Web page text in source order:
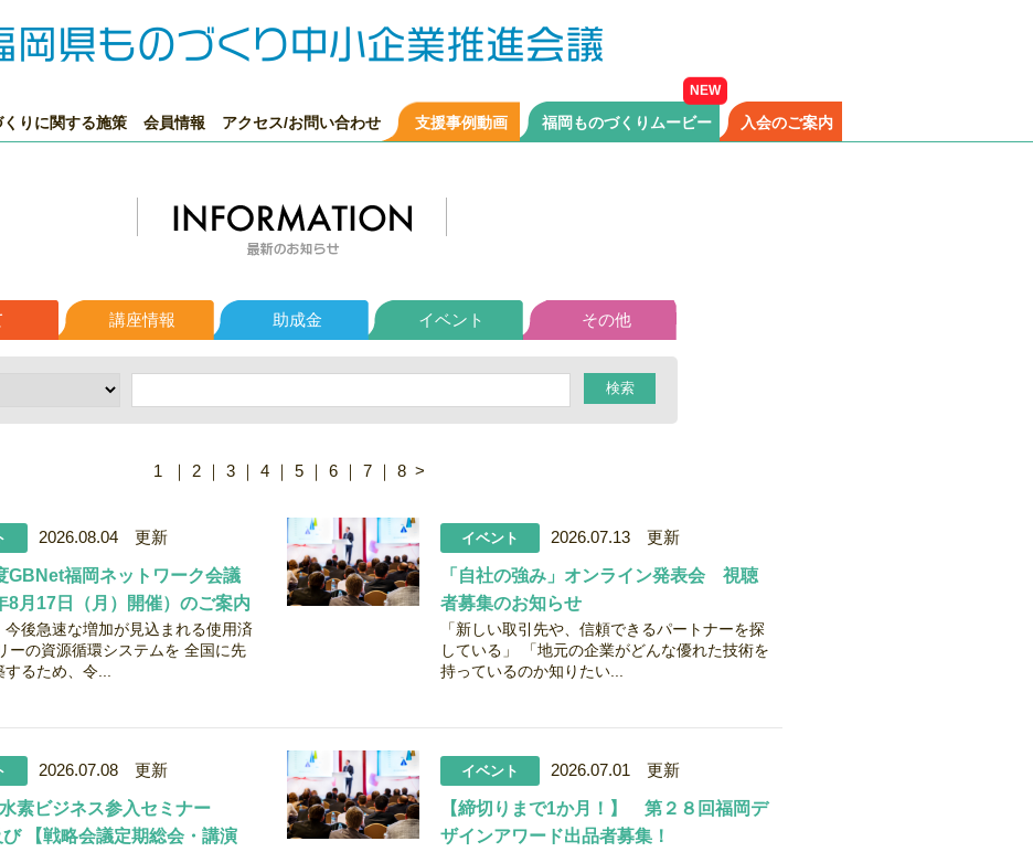
くりに関する施策 会員情報 アクセス/お問い合わせ 支援事例動画 福岡ものづくりムービー 入会のご案内
講座情報 助成金 イベント その他
1 ｜ 2 ｜ 3 ｜ 4 ｜ 5 ｜ 6 ｜ 7 ｜ 8 >
2026.08.04 更新
GBNet福岡ネットワーク会議
8月17日（月）開催）のご案内
後急速な増加が見込まれる使用済
ーの資源循環システムを 全国に先
るため、令...
イベント 2026.07.13 更新
「自社の強み」オンライン発表会 視聴
者募集のお知らせ
「新しい取引先や、信頼できるパートナーを探
している」 「地元の企業がどんな優れた技術を
持っているのか知りたい...
2026.07.08 更新
素ビジネス参入セミナー
【戦略会議定期総会・講演
イベント 2026.07.01 更新
【締切りまで1か月！】 第２８回福岡デ
ザインアワード出品者募集！